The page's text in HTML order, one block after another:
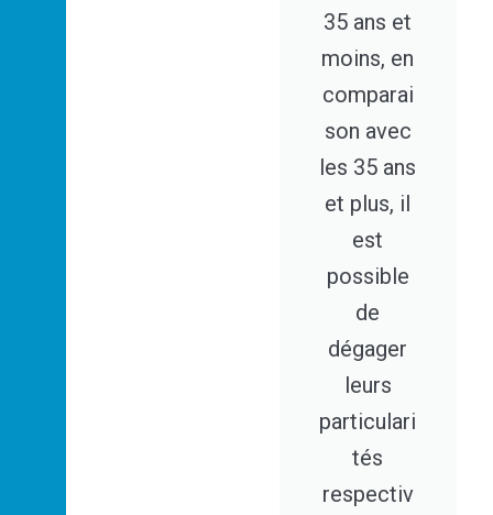
35 ans et
moins, en
comparai
son avec
les 35 ans
et plus, il
est
possible
de
dégager
leurs
particulari
tés
respectiv